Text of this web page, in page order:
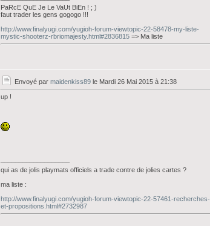
PaRcE QuE Je Le VaUt BiEn ! ; )
faut trader les gens gogogo !!!
http://www.finalyugi.com/yugioh-forum-viewtopic-22-58478-my-liste-
mystic-shooterz-rbriomajesty.html#2836815 => Ma liste
Envoyé par maidenkiss89 le Mardi 26 Mai 2015 à 21:38
up !
qui as de jolis playmats officiels a trade contre de jolies cartes ?
ma liste :
http://www.finalyugi.com/yugioh-forum-viewtopic-22-57461-recherches-
et-propositions.html#2732987